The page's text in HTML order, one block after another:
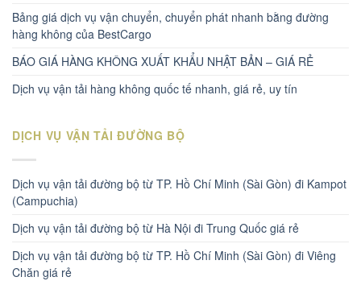
Bảng giá dịch vụ vận chuyển, chuyển phát nhanh bằng đường
hàng không của BestCargo
BÁO GIÁ HÀNG KHÔNG XUẤT KHẨU NHẬT BẢN – GIÁ RẺ
Dịch vụ vận tải hàng không quốc tế nhanh, giá rẻ, uy tín
DỊCH VỤ VẬN TẢI ĐƯỜNG BỘ
Dịch vụ vận tải đường bộ từ TP. Hồ Chí Minh (Sài Gòn) đi Kampot
(Campuchia)
Dịch vụ vận tải đường bộ từ Hà Nội đi Trung Quốc giá rẻ
Dịch vụ vận tải đường bộ từ TP. Hồ Chí Minh (Sài Gòn) đi Viêng
Chăn giá rẻ